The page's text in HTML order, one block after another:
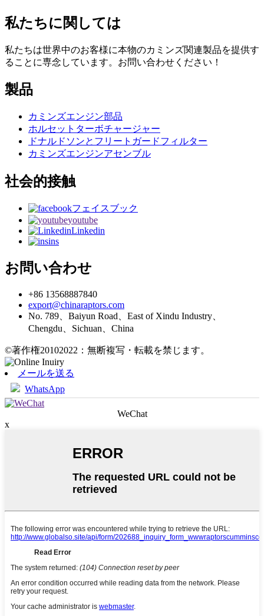
私たちに関しては
私たちは世界中のお客様に本物のカミンズ関連製品を提供す
ることに専念しています。お問い合わせください！
製品
カミンズエンジン部品
ホルセットターボチャージャー
ドナルドソンとフリートガードフィルター
カミンズエンジンアセンブル
社会的接触
フェイスブック
youtube
Linkedin
ins
お問い合わせ
+86 13568887840
export@chinaraptors.com
No. 789、Baiyun Road、East of Xindu Industry、
Chengdu、Sichuan、China
©著作権20102022：無断複写・転載を禁じます。
メールを送る
WhatsApp
WeChat
x